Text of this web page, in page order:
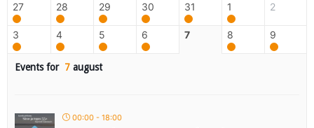
27 28 29 30 31 1 2
3 4 5 6 7 8 9
Events for 7 august
00:00 - 18:00